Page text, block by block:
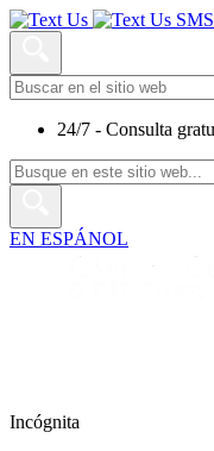
SMS
24/7 - Consulta
EN ESPÁNOL
Incógnita